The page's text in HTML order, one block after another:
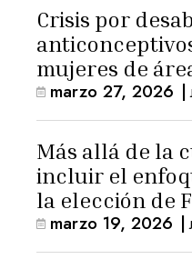
Crisis por
mujeres de
marzo 27, 2026 |
Más allá de la
incluir el
la elección de
marzo 19, 2026 |